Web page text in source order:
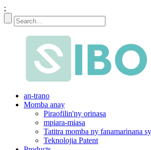
;
an-trano
Momba anay
Piraofilin'ny orinasa
mpiara-miasa
Tatitra momba ny fanamarinana
Teknolojia Patent